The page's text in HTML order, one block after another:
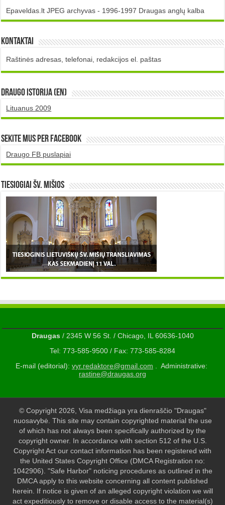
Epaveldas.lt JPEG archyvas - 1996-1997 Draugas anglų kalba
Kontaktai
Raštinės adresas, telefonai, redakcijos el. paštas
DRAUGO istorija (EN)
Lituanus 2009
Sekite mus per Facebook
Draugo FB puslapiai
TIESIOGIAI šv. MIŠIOS
Draugas/ 2345 W 56 St. / Chicago, IL 60636-1040
Tel: 773-585-9500 / Fax: 773-585-8284
E-mail (editorial): vyr.redaktore@gmail.com . Administrative:
rastine@draugas.org
© Copyright 2026, Visa medžiaga yra dienraščio "Draugas"
nuosavybė. This site may contain copyrighted material the use
of which has not always been specifically authorized by the
copyright owner. In accordance with section 512 of the U.S.
Copyright Act our contact information has been registered with
the United States Copyright Office (DMCA Registration no:
1042906). "Safe Harbor" noticing procedures as outlined in the
DMCA apply to this website concerning all content published
herein. If notice is given of an alleged copyright violation we will
act expeditiously to remove or disable access to the material(s)